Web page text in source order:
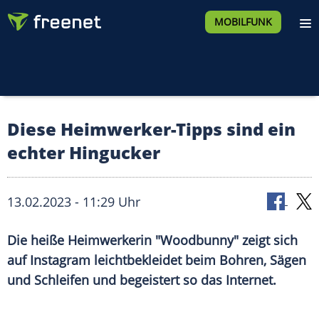
MOBILFUNK
Diese Heimwerker-Tipps sind ein
echter Hingucker
13.02.2023 - 11:29 Uhr
Die heiße Heimwerkerin "Woodbunny" zeigt sich
auf Instagram leichtbekleidet beim Bohren, Sägen
und Schleifen und begeistert so das Internet.